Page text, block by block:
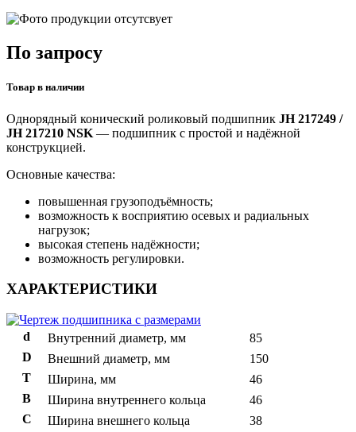
По запросу
Товар в наличии
Однорядный конический роликовый подшипник JH 217249 /
JH 217210 NSK — подшипник с простой и надёжной
конструкцией.
Основные качества:
повышенная грузоподъёмность;
возможность к восприятию осевых и радиальных
нагрузок;
высокая степень надёжности;
возможность регулировки.
ХАРАКТЕРИСТИКИ
d Внутренний диаметр, мм
85
D
Внешний диаметр, мм
150
T
Ширина, мм
46
B
Ширина внутреннего кольца
46
С
Ширина внешнего кольца
38